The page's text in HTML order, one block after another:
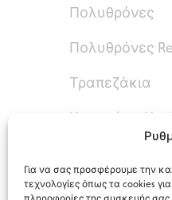
Για να σας προσφέρουμε την
τεχνολογίες όπως τα cookies
Πολυθρόνες
Πολυθρόνες
Τραπεζάκια
Καναπές –